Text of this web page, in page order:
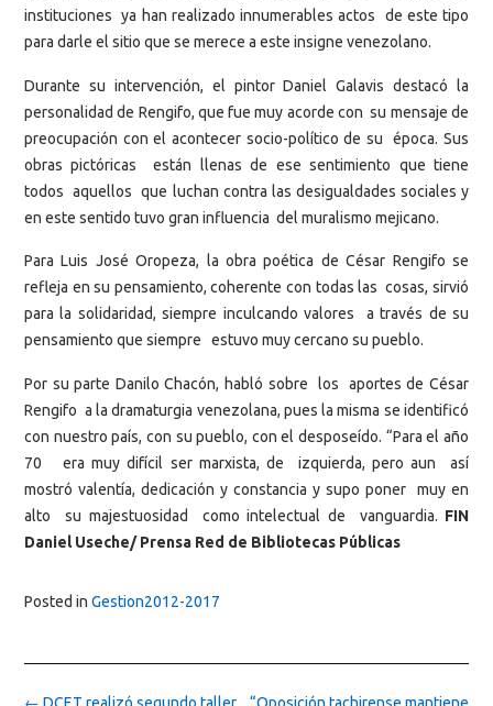
instituciones ya han realizado innumerables actos de este tipo
para darle el sitio que se merece a este insigne venezolano.
Durante su intervención, el pintor Daniel Galavis destacó la
personalidad de Rengifo, que fue muy acorde con su mensaje de
preocupación con el acontecer socio-político de su época. Sus
obras pictóricas están llenas de ese sentimiento que tiene
todos aquellos que luchan contra las desigualdades sociales y
en este sentido tuvo gran influencia del muralismo mejicano.
Para Luis José Oropeza, la obra poética de César Rengifo se
refleja en su pensamiento, coherente con todas las cosas, sirvió
para la solidaridad, siempre inculcando valores a través de su
pensamiento que siempre estuvo muy cercano su pueblo.
Por su parte Danilo Chacón, habló sobre los aportes de César
Rengifo a la dramaturgia venezolana, pues la misma se identificó
con nuestro país, con su pueblo, con el desposeído. “Para el año
70 era muy difícil ser marxista, de izquierda, pero aun así
mostró valentía, dedicación y constancia y supo poner muy en
alto su majestuosidad como intelectual de vanguardia. FIN
Daniel Useche/ Prensa Red de Bibliotecas Públicas
Posted in Gestion2012-2017
Post “Oposición tachirense mantiene
← DCET realizó segundo taller